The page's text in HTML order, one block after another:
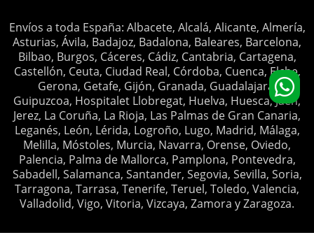
Envíos a toda España: Albacete, Alcalá, Alicante, Almería,
Asturias, Ávila, Badajoz, Badalona, Baleares, Barcelona,
Bilbao, Burgos, Cáceres, Cádiz, Cantabria, Cartagena,
Castellón, Ceuta, Ciudad Real, Córdoba, Cuenca, Elche,
Gerona, Getafe, Gijón, Granada, Guadalajara,
Guipuzcoa, Hospitalet Llobregat, Huelva, Huesca, Jaén,
Jerez, La Coruña, La Rioja, Las Palmas de Gran Canaria,
Leganés, León, Lérida, Logroño, Lugo, Madrid, Málaga,
Melilla, Móstoles, Murcia, Navarra, Orense, Oviedo,
Palencia, Palma de Mallorca, Pamplona, Pontevedra,
Sabadell, Salamanca, Santander, Segovia, Sevilla, Soria,
Tarragona, Tarrasa, Tenerife, Teruel, Toledo, Valencia,
Valladolid, Vigo, Vitoria, Vizcaya, Zamora y Zaragoza.